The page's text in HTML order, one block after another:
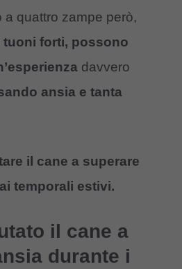
a quattro zampe però,
tuoni forti, possono
davvero
ansia e tanta
il cane a superare
temporali estivi.
il cane a
durante i